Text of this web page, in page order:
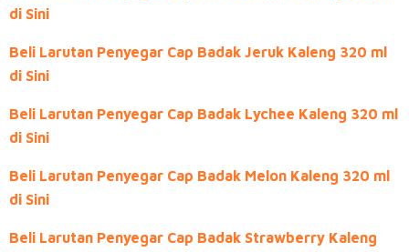
di Sini
Beli Larutan Penyegar Cap Badak Jeruk Kaleng 320 ml
di Sini
Beli Larutan Penyegar Cap Badak Lychee Kaleng 320 ml
di Sini
Beli Larutan Penyegar Cap Badak Melon Kaleng 320 ml
di Sini
Beli Larutan Penyegar Cap Badak Strawberry Kaleng